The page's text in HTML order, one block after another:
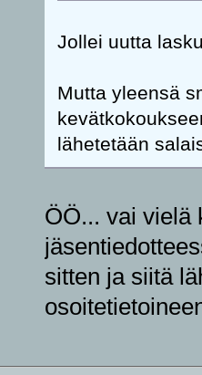
Jollei uutta
Mutta yleensä
lähetetään
ÖÖ... vai vielä
sitten ja siitä